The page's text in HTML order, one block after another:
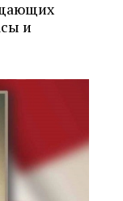
и